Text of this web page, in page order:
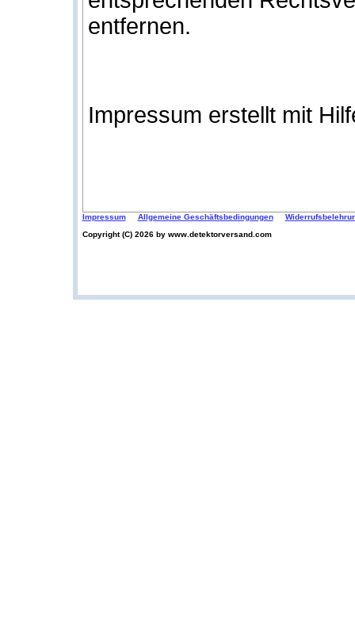
entfernen.
Impressum erstellt mit
Impressum Allgemeine Geschäftsbedingungen
Copyright (C) 2026 by www.detektorversand.com